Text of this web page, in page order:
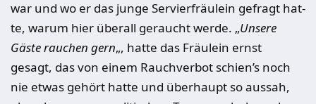
war und wo er das junge Servierfräulein gefragt hat­
te, warum hier überall geraucht werde. „Unsere
Gäste rauchen gern„, hatte das Fräulein ernst
gesagt, das von einem Rauchverbot schien’s noch
nie etwas gehört hat­te und überhaupt so aussah,